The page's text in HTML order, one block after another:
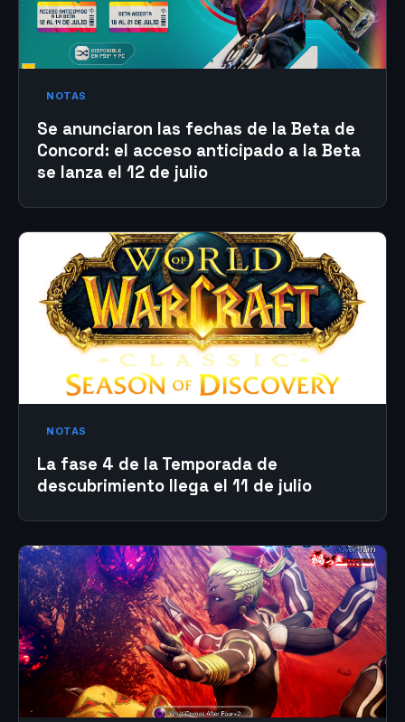
NOTAS
Se anunciaron las fechas de la Beta de
Concord: el acceso anticipado a la Beta
se lanza el 12 de julio
NOTAS
La fase 4 de la Temporada de
descubrimiento llega el 11 de julio